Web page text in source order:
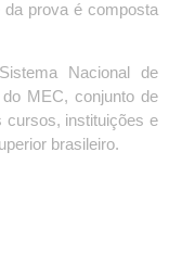
prova é composta
Nacional de
MEC, conjunto de
cursos, instituições e
brasileiro.